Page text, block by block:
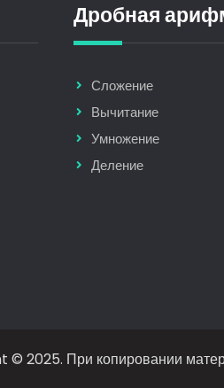
Дробная
Сложение
Вычитание
Умножение
Деление
2025. При копировании